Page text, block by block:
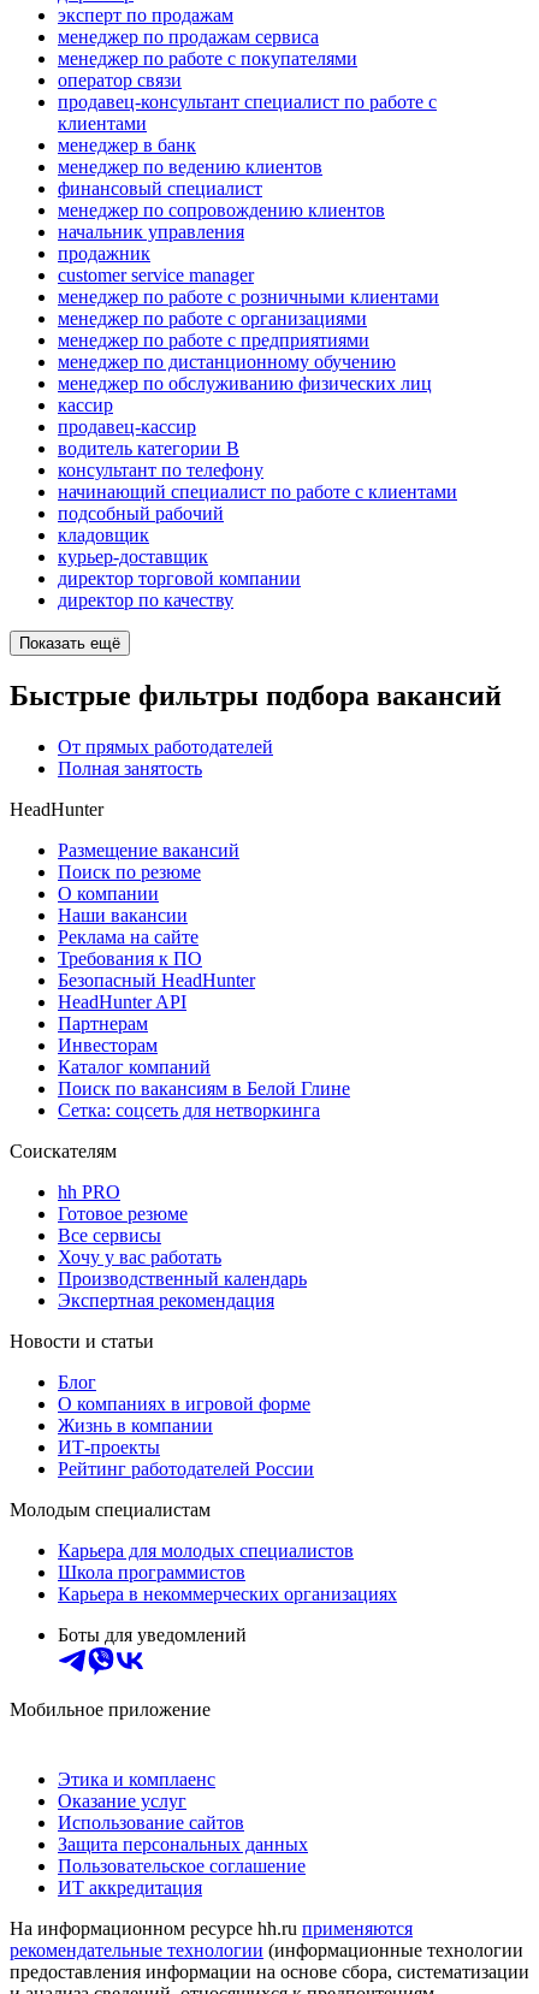
эксперт по продажам
менеджер по продажам сервиса
менеджер по работе с покупателями
оператор связи
продавец-консультант специалист по работе с
клиентами
менеджер в банк
менеджер по ведению клиентов
финансовый специалист
менеджер по сопровождению клиентов
начальник управления
продажник
customer service manager
менеджер по работе с розничными клиентами
менеджер по работе с организациями
менеджер по работе с предприятиями
менеджер по дистанционному обучению
менеджер по обслуживанию физических лиц
кассир
продавец-кассир
водитель категории B
консультант по телефону
начинающий специалист по работе с клиентами
подсобный рабочий
кладовщик
курьер-доставщик
директор торговой компании
директор по качеству
Показать ещё
Быстрые фильтры подбора вакансий
От прямых работодателей
Полная занятость
HeadHunter
Размещение вакансий
Поиск по резюме
О компании
Наши вакансии
Реклама на сайте
Требования к ПО
Безопасный HeadHunter
HeadHunter API
Партнерам
Инвесторам
Каталог компаний
Поиск по вакансиям в Белой Глине
Сетка: соцсеть для нетворкинга
Соискателям
hh PRO
Готовое резюме
Все сервисы
Хочу у вас работать
Производственный календарь
Экспертная рекомендация
Новости и статьи
Блог
О компаниях в игровой форме
Жизнь в компании
ИТ-проекты
Рейтинг работодателей России
Молодым специалистам
Карьера для молодых специалистов
Школа программистов
Карьера в некоммерческих организациях
Боты для уведомлений
Мобильное приложение
Этика и комплаенс
Оказание услуг
Использование сайтов
Защита персональных данных
Пользовательское соглашение
ИТ аккредитация
На информационном ресурсе hh.ru применяются
рекомендательные технологии (информационные технологии
предоставления информации на основе сбора, систематизации